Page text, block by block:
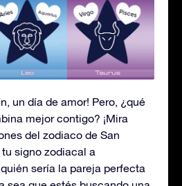
un día de amor! Pero, ¿qué
mejor contigo? ¡Mira
del zodiaco de San
tu signo zodiacal a
sería la pareja perfecta